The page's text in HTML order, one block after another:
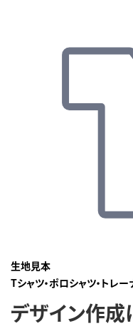
生地見本
Tシャツ・ポロシャツ・トレ
デザイン作成